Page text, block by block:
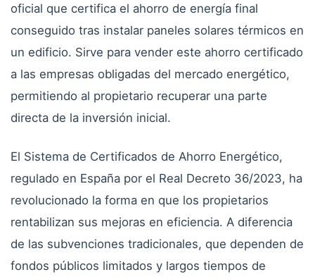
oficial que certifica el ahorro de energía final
conseguido tras instalar paneles solares térmicos en
un edificio. Sirve para vender este ahorro certificado
a las empresas obligadas del mercado energético,
permitiendo al propietario recuperar una parte
directa de la inversión inicial.
El Sistema de Certificados de Ahorro Energético,
regulado en España por el Real Decreto 36/2023, ha
revolucionado la forma en que los propietarios
rentabilizan sus mejoras en eficiencia. A diferencia
de las subvenciones tradicionales, que dependen de
fondos públicos limitados y largos tiempos de